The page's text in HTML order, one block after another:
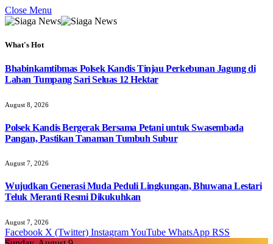
Close Menu
What's Hot
Bhabinkamtibmas Polsek Kandis Tinjau Perkebunan Jagung di
Lahan Tumpang Sari Seluas 12 Hektar
August 8, 2026
Polsek Kandis Bergerak Bersama Petani untuk Swasembada
Pangan, Pastikan Tanaman Tumbuh Subur
August 7, 2026
Wujudkan Generasi Muda Peduli Lingkungan, Bhuwana Lestari
Teluk Meranti Resmi Dikukuhkan
August 7, 2026
Facebook X (Twitter) InstagramYouTube WhatsApp RSS